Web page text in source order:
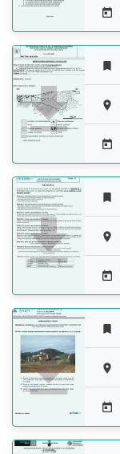












